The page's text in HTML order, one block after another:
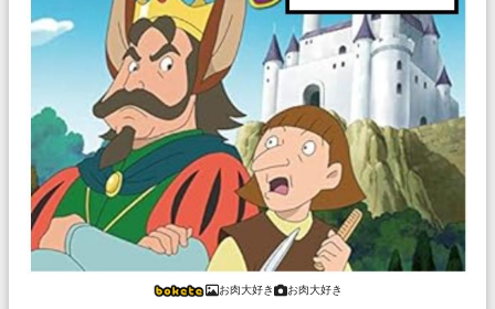
お肉大好き お肉大好き